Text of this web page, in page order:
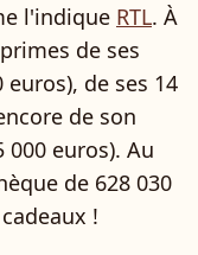
l'indique RTL. À
de ses
de ses 14
de son
euros). Au
de 628 030
!